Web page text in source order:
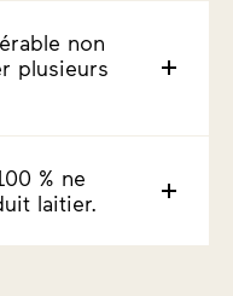
non
plusieurs
% ne
laitier.